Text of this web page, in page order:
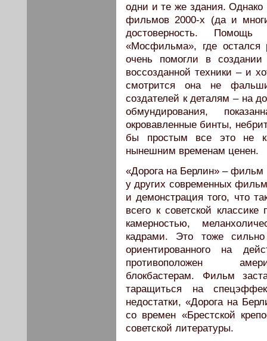
одни и те же здания.
фильмов 2000-х (да и
достоверность.
«Мосфильма», где остался
очень помогли в
воссозданной техники – и
смотрится она не
создателей к деталям – на
обмундирования,
окровавленные бинты,
бы простым все это не
нынешним временам ценен.
«Дорога на Берлин» – фильм
у других современных
и демонстрация того, что
всего к советской
камерностью,
кадрами. Это тоже
ориентированного на
противоположен
блокбастерам. Фильм
таращиться на
недостатки, «Дорога на
со времен «Брестской
советской литературы.